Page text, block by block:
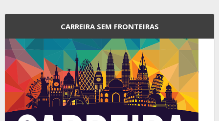
CARREIRA SEM FRONTEIRAS